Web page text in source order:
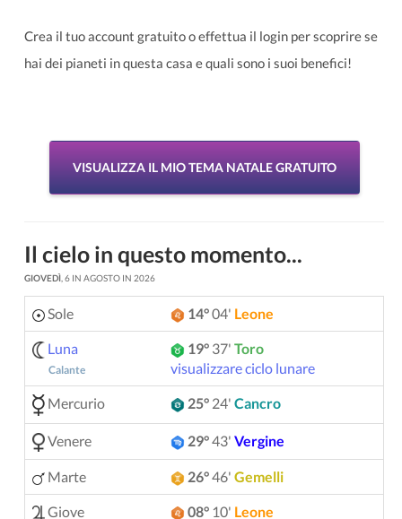
Crea il tuo account gratuito o effettua il login per scoprire se
hai dei pianeti in questa casa e quali sono i suoi benefici!
VISUALIZZA IL MIO TEMA NATALE GRATUITO
Il cielo in questo momento...
GIOVEDÌ , 6 IN AGOSTO IN 2026
Sole 14°04' Leone
Luna
Calante
19° 37' Toro
visualizzare ciclo lunare
Mercurio 25° 24' Cancro
Venere 29°43' Vergine
Marte 26°46' Gemelli
Giove 08° 10' Leone